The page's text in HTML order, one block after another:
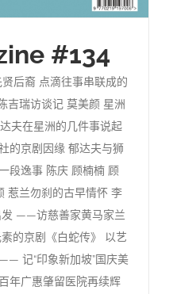
#134
后裔 点滴往事串联成的
瑞访谈记 莫美颜 星洲
夫在星洲的几件事说起
的京剧因缘 郁达夫与狮
段逸事 陈庆 顾楠楠 顾
惹兰勿刹的古早情怀 李
发 ——访慈善家黄马家兰
的京剧《白蛇传》 以艺
记“印象新加坡”国庆美
年广惠肇留医院再续辉